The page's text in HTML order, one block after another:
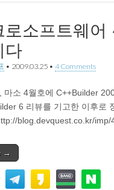
로소프트웨
다
• 2009.03.25 • 4 Comments
마소 4월호에 C++Builder
6 리뷰를 기고한 이후로
blog.devquest.co.kr/
→